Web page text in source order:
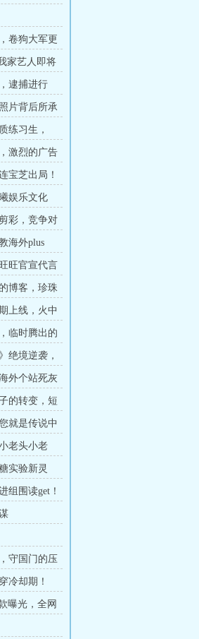
卷狗大军更
家艺人即将
逮捕进行
片背后所承
练习生，
激烈的广告
宝芝出局！
娱乐文化
彩，竞争对
海外plus
旺官宣代言
博客，珍珠
上线，火中
临时腾出的
绝境逆袭，
外个站死灰
的转变，短
就是传说中
老头小老
实验新灵
组围读get！
守国门的压
冷却期！
曝光，全网